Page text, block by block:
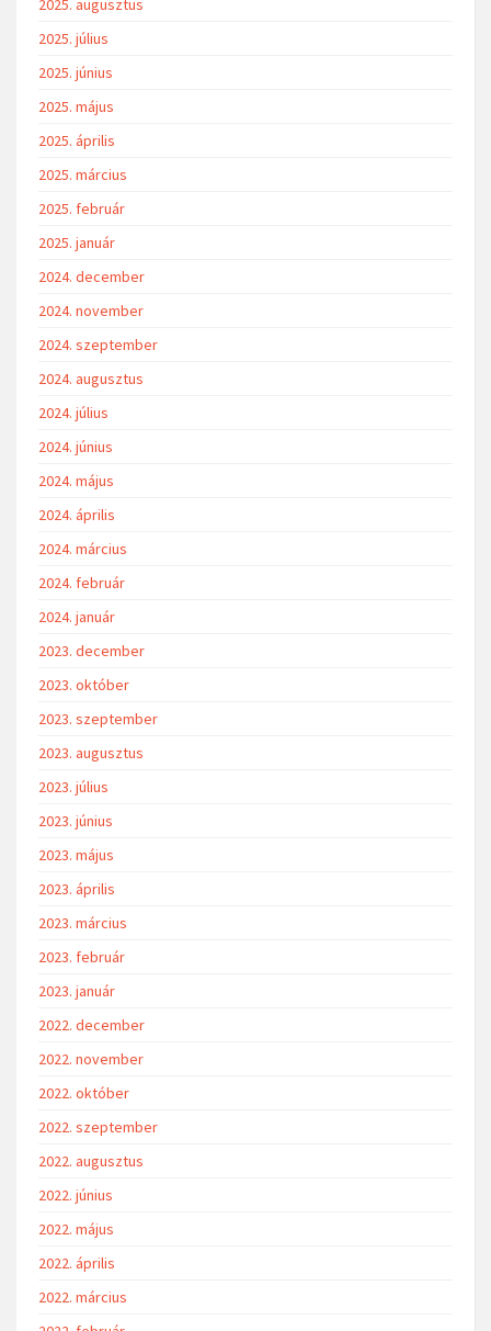
2025. augusztus
2025. július
2025. június
2025. május
2025. április
2025. március
2025. február
2025. január
2024. december
2024. november
2024. szeptember
2024. augusztus
2024. július
2024. június
2024. május
2024. április
2024. március
2024. február
2024. január
2023. december
2023. október
2023. szeptember
2023. augusztus
2023. július
2023. június
2023. május
2023. április
2023. március
2023. február
2023. január
2022. december
2022. november
2022. október
2022. szeptember
2022. augusztus
2022. június
2022. május
2022. április
2022. március